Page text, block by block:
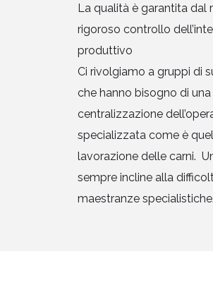
La qualità è garantita dal
rigoroso controllo
produttivo
Ci rivolgiamo a gruppi di
che hanno bisogno di una
centralizzazione
specializzata come è
lavorazione delle carni.
sempre incline alla
maestranze specialistiche.